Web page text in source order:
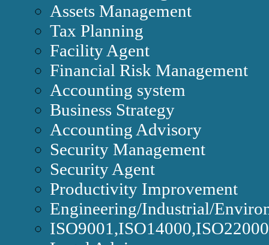
Assets Management
Tax Planning
Facility Agent
Financial Risk Management
Accounting system
Business Strategy
Accounting Advisory
Security Management
Security Agent
Productivity Improvement
Engineering/Industrial/